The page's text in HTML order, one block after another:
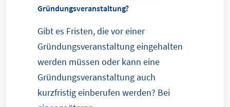
Gründungsveranstaltung?
Gibt es Fristen, die vor einer
Gründungsveranstaltung eingehalten
werden müssen oder kann eine
Gründungsveranstaltung auch
kurzfristig einberufen werden? Bei